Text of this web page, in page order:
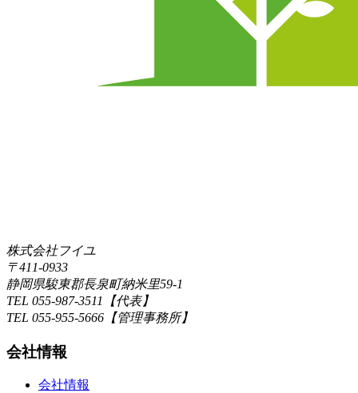
株式会社フイユ
〒411-0933
静岡県駿東郡長泉町納米里59-1
TEL 055-987-3511【代表】
TEL 055-955-5666【管理事務所】
会社情報
会社情報